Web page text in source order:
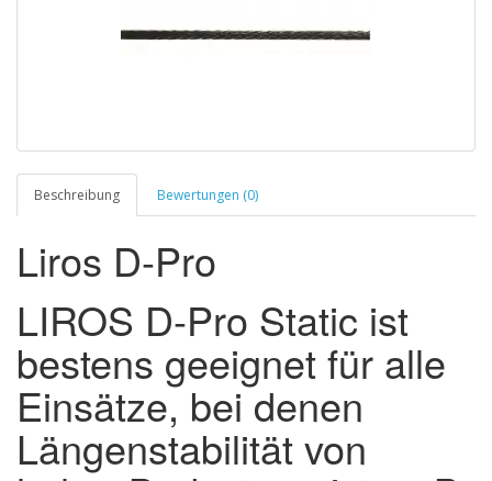
Beschreibung Bewertungen (0)
Liros D-Pro
LIROS D-Pro Static ist
bestens geeignet für alle
Einsätze, bei denen
Längenstabilität von